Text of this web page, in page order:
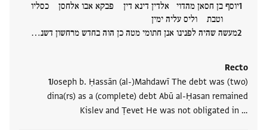
יוסף בן חסאן מהדוי אלדין דינא דין פבקא אבו אלחסן כסליו
וטבת וליס עליה ימין
מעשה שהיה לפנינו אנן חתומי מטה כן הוה בחדש מרחשון דשנ‮…
Recto
Joseph b. Ḥassān (al-)Mahdawī The debt was (two)
dina(rs) as a (complete) debt Abū al-Ḥasan remained
Kislev and Ṭevet He was not obligated in ‮…